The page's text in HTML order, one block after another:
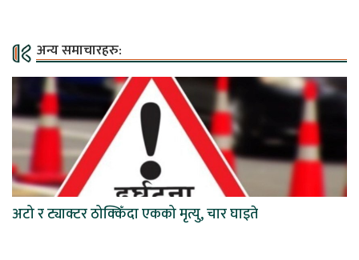
अन्य समाचारहरु:
अटो र ट्याक्टर ठोक्किँदा एकको मृत्यु, चार घाइते